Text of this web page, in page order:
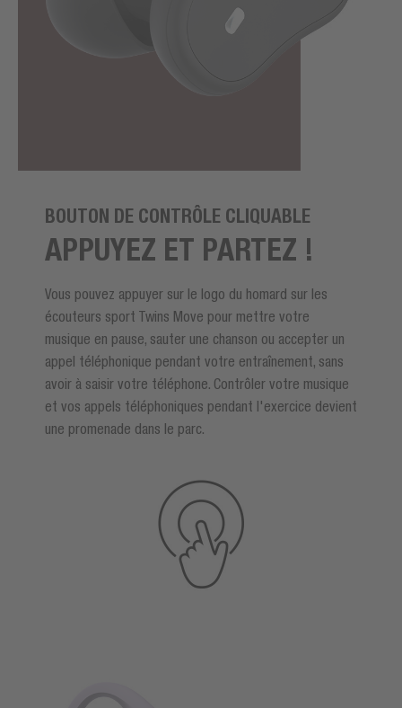
BOUTON DE CONTRÔLE CLIQUABLE
APPUYEZ ET PARTEZ !
Vous pouvez appuyer sur le logo du homard sur les
écouteurs sport Twins Move pour mettre votre
musique en pause, sauter une chanson ou accepter un
appel téléphonique pendant votre entraînement, sans
avoir à saisir votre téléphone. Contrôler votre musique
et vos appels téléphoniques pendant l'exercice devient
une promenade dans le parc.